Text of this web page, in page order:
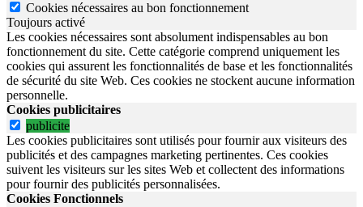
Cookies nécessaires au bon fonctionnement
Toujours activé
Les cookies nécessaires sont absolument indispensables au bon
fonctionnement du site. Cette catégorie comprend uniquement les
cookies qui assurent les fonctionnalités de base et les fonctionnalités
de sécurité du site Web. Ces cookies ne stockent aucune information
personnelle.
Cookies publicitaires
publicite
Les cookies publicitaires sont utilisés pour fournir aux visiteurs des
publicités et des campagnes marketing pertinentes. Ces cookies
suivent les visiteurs sur les sites Web et collectent des informations
pour fournir des publicités personnalisées.
Cookies Fonctionnels